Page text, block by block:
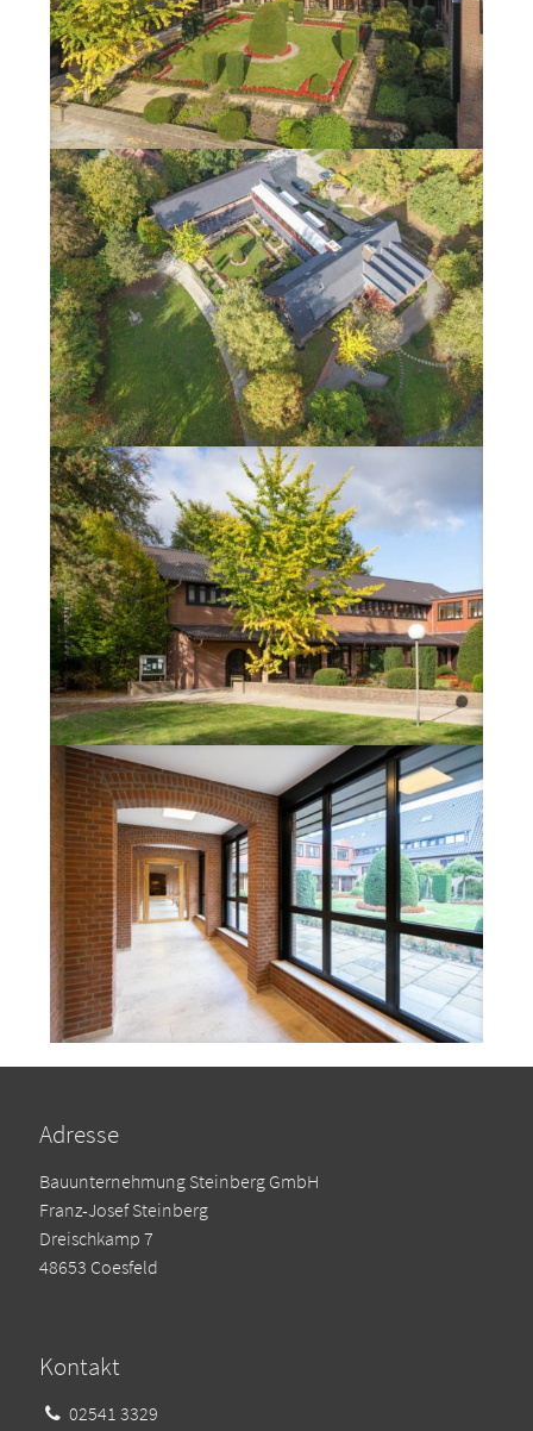
Adresse
Bauunternehmung Steinberg GmbH
Franz-Josef Steinberg
Dreischkamp 7
48653 Coesfeld
Kontakt
02541 3329